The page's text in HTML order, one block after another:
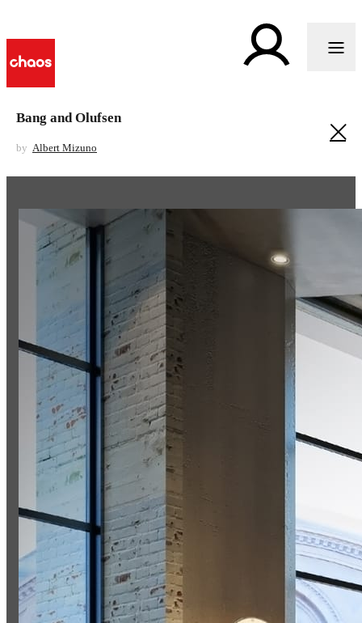
Bang and Olufsen
by Albert Mizuno